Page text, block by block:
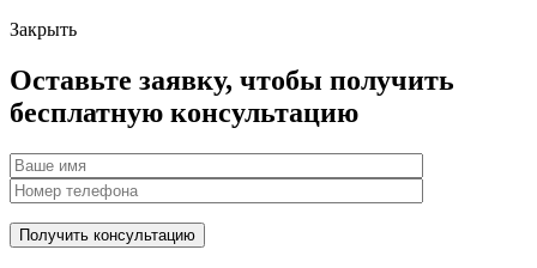
Закрыть
Оставьте заявку, чтобы получить
бесплатную консультацию